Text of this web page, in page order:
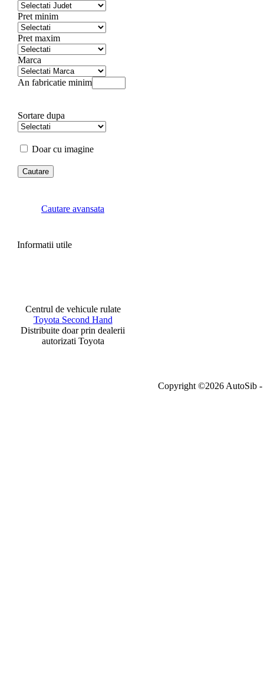
Pret minim
Pret maxim
Marca
An fabricatie minim
Sortare dupa
Doar cu imagine
Cautare avansata
Informatii utile
Centrul de vehicule rulate
Toyota Second Hand
Distribuite doar prin dealerii
autorizati Toyota
Copyright ©2026 AutoSib -